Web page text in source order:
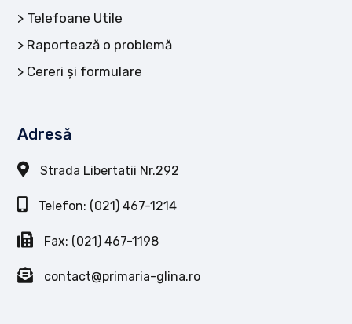
Telefoane Utile
Raportează o problemă
Cereri și formulare
Adresă
Strada Libertatii Nr.292
Telefon: (021) 467-1214
Fax: (021) 467-1198
contact@primaria-glina.ro